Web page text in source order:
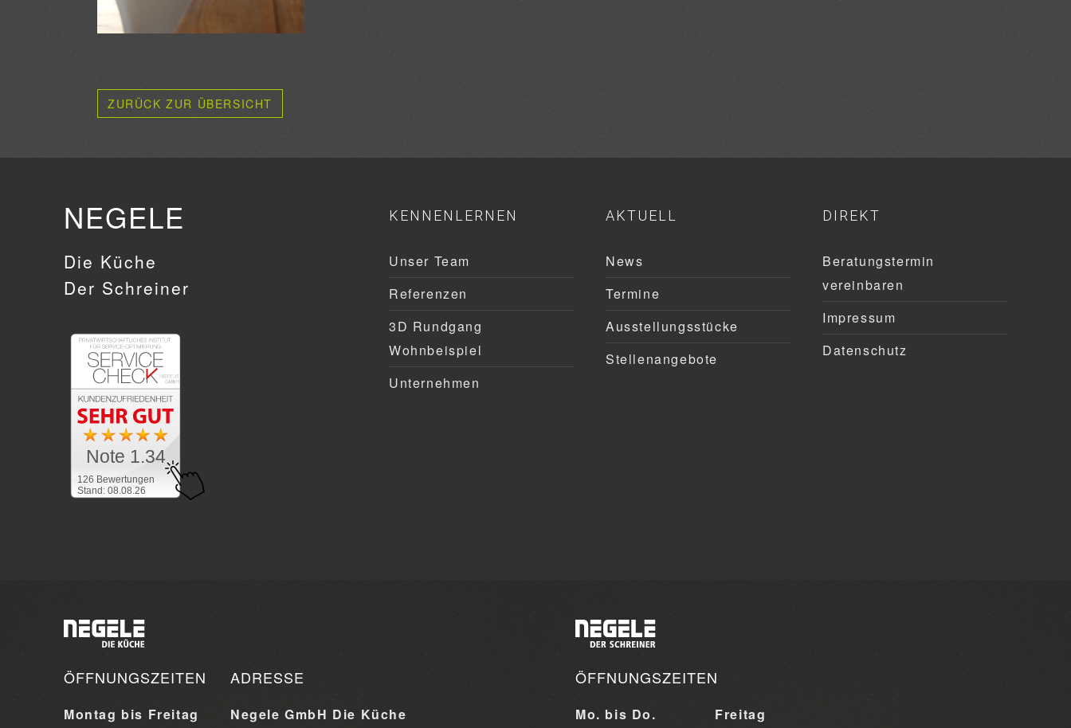
ZURÜCK ZUR ÜBERSICHT
NEGELE
Die Küche
Der Schreiner
126 Bewertungen
Stand: 08.08.26
Note 1.34
KENNENLERNEN
Unser Team
Referenzen
3D Rundgang
Wohnbeispiel
Unternehmen
AKTUELL
News
Termine
Ausstellungsstücke
Stellenangebote
DIREKT
Beratungstermin
vereinbaren
Impressum
Datenschutz
ÖFFNUNGSZEITEN
Montag bis Freitag
ADRESSE
Negele GmbH Die Küche
ÖFFNUNGSZEITEN
Mo. bis Do.
Freitag